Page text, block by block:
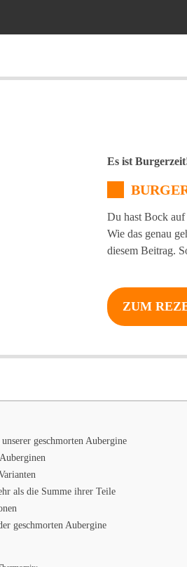
Es ist
Du hast Bock auf
Wie das genau
diesem Beitrag.
ZUM
geschmorten Aubergine
als die Summe ihrer Teile
geschmorten Aubergine